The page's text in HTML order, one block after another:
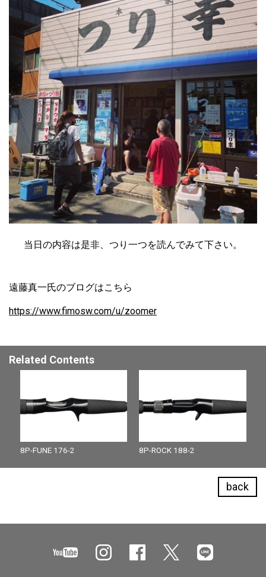
当日の内容は是非、つり一つを読んでみて下さい。
遠藤真一氏のブログはこちら
https://www.fimosw.com/u/zoomer
Related Contents
8P-FUNE 176-2 8P-ROCK 188-2
back